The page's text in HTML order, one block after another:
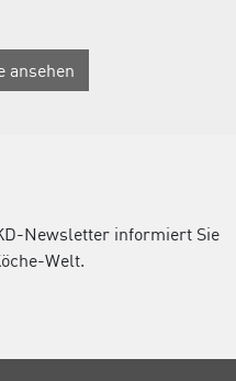
ansehen
Newsletter informiert Sie
Welt.